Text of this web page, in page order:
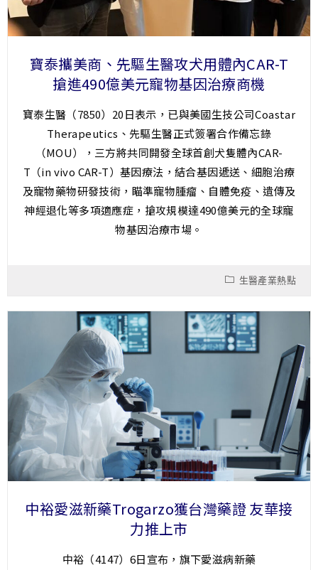
寶泰攜美商、先驅生醫攻犬用體內CAR-T
搶進490億美元寵物基因治療商機
寶泰生醫（7850）20日表示，已與美國生技公司Coastar
Therapeutics、先驅生醫正式簽署合作備忘錄
（MOU），三方將共同開發全球首創犬隻體內CAR-
T（in vivo CAR-T）基因療法，結合基因遞送、細胞治療
及寵物藥物研發技術，瞄準寵物腫瘤、自體免疫、遺傳及
神經退化等多項適應症，搶攻規模達490億美元的全球寵
物基因治療市場。
生醫產業熱點
中裕愛滋新藥Trogarzo獲台灣藥證 友華接
力推上市
中裕（4147）6日宣布，旗下愛滋病新藥